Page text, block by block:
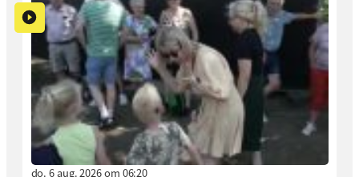
do. 6 aug. 2026 om 06:20